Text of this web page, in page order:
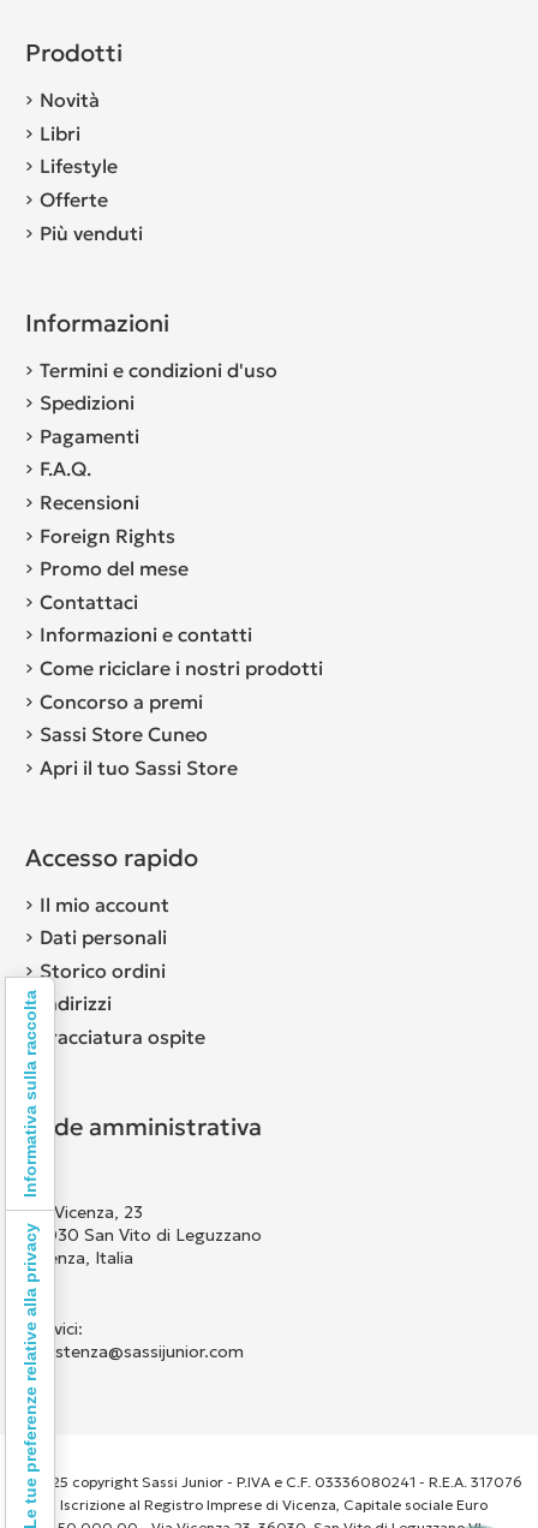
Prodotti
Novità
Libri
Lifestyle
Offerte
Più venduti
Informazioni
Termini e condizioni d'uso
Spedizioni
Pagamenti
F.A.Q.
Recensioni
Foreign Rights
Promo del mese
Contattaci
Informazioni e contatti
Come riciclare i nostri prodotti
Concorso a premi
Sassi Store Cuneo
Apri il tuo Sassi Store
Accesso rapido
Il mio account
Dati personali
Storico ordini
Indirizzi
Tracciatura ospite
Sede amministrativa
Via Vicenza, 23
36030 San Vito di Leguzzano
Vicenza, Italia
Scrivici:
assistenza@sassijunior.com
© 2025 copyright Sassi Junior - P.IVA e C.F. 03336080241 - R.E.A. 317076
- Iscrizione al Registro Imprese di Vicenza, Capitale sociale Euro
Le tue preferenze relative alla privacy
Informativa sulla raccolta